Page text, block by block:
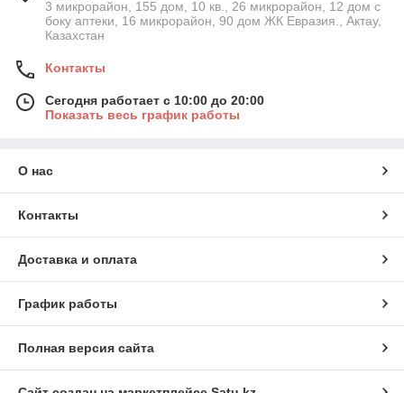
3 микрорайон, 155 дом, 10 кв., 26 микрорайон, 12 дом с
боку аптеки, 16 микрорайон, 90 дом ЖК Евразия., Актау,
Казахстан
Контакты
Сегодня работает с 10:00 до 20:00
Показать весь график работы
О нас
Контакты
Доставка и оплата
График работы
Полная версия сайта